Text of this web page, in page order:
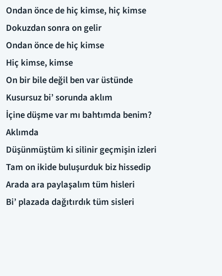
Ondan önce de hiç kimse, hiç kimse
Dokuzdan sonra on gelir
Ondan önce de hiç kimse
Hiç kimse, kimse
On bir bile değil ben var üstünde
Kusursuz bi’ sorunda aklım
İçine düşme var mı bahtımda benim?
Aklımda
Düşünmüştüm ki silinir geçmişin izleri
Tam on ikide buluşurduk biz hissedip
Arada ara paylaşalım tüm hisleri
Bi’ plazada dağıtırdık tüm sisleri